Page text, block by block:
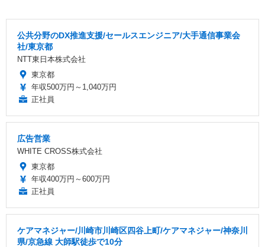
公共分野のDX推進支援/セールスエンジニア/大手通信事業会
社/東京都
NTT東日本株式会社
東京都
年収500万円～1,040万円
正社員
広告営業
WHITE CROSS株式会社
東京都
年収400万円～600万円
正社員
ケアマネジャー/川崎市川崎区四谷上町/ケアマネジャー/神奈川
県/京急線 大師駅徒歩で10分